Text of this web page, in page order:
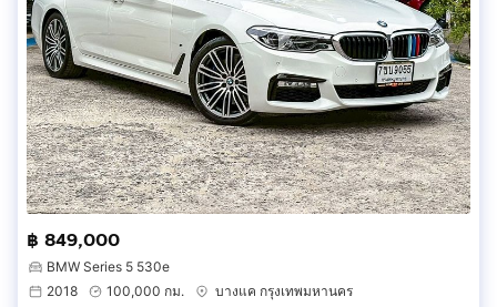
฿ 849,000
BMW Series 5 530e
2018
100,000 กม.
บางแค กรุงเทพมหานคร